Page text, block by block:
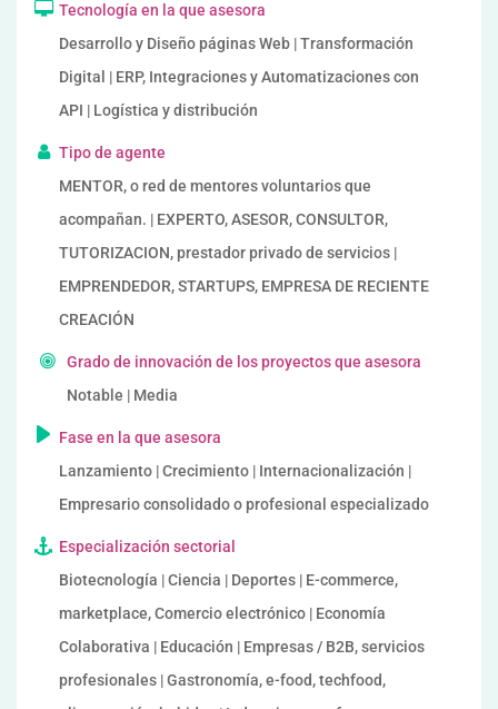
Tecnología en la que asesora
Desarrollo y Diseño páginas Web | Transformación
Digital | ERP, Integraciones y Automatizaciones con
API | Logística y distribución
Tipo de agente
MENTOR, o red de mentores voluntarios que
acompañan. | EXPERTO, ASESOR, CONSULTOR,
TUTORIZACION, prestador privado de servicios |
EMPRENDEDOR, STARTUPS, EMPRESA DE RECIENTE
CREACIÓN
Grado de innovación de los proyectos que asesora
Notable | Media
Fase en la que asesora
Lanzamiento | Crecimiento | Internacionalización |
Empresario consolidado o profesional especializado
Especialización sectorial
Biotecnología | Ciencia | Deportes | E-commerce,
marketplace, Comercio electrónico | Economía
Colaborativa | Educación | Empresas / B2B, servicios
profesionales | Gastronomía, e-food, techfood,